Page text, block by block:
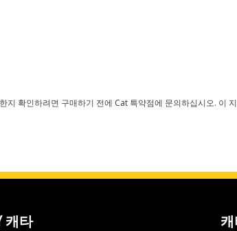
확인하려면 구매하기 전에 Cat 특약점에 문의하십시오. 이
캐타